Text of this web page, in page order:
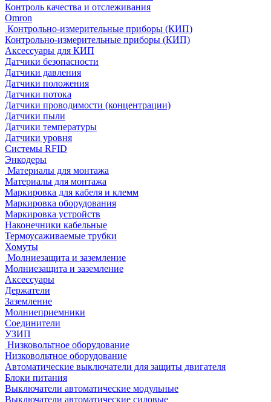
Контроль качества и отслеживания
Omron
Контрольно-измерительные приборы (КИП)
Контрольно-измерительные приборы (КИП)
Аксессуары для КИП
Датчики безопасности
Датчики давления
Датчики положения
Датчики потока
Датчики проводимости (концентрации)
Датчики пыли
Датчики температуры
Датчики уровня
Системы RFID
Энкодеры
Материалы для монтажа
Материалы для монтажа
Маркировка для кабеля и клемм
Маркировка оборудования
Маркировка устройств
Наконечники кабельные
Термоусаживаемые трубки
Хомуты
Молниезащита и заземление
Молниезащита и заземление
Аксессуары
Держатели
Заземление
Молниеприемники
Соединители
УЗИП
Низковольтное оборудование
Низковольтное оборудование
Автоматические выключатели для защиты двигателя
Блоки питания
Выключатели автоматические модульные
Выключатели автоматические силовые